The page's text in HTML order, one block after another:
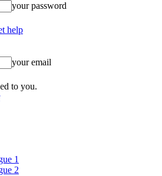
your password
help
your email
to you.
1
2